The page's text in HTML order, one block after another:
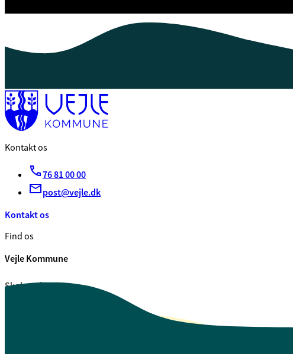
Kontakt os
76 81 00 00
post@vejle.dk
Kontakt os
Find os
Vejle Kommune
Skolegade 1